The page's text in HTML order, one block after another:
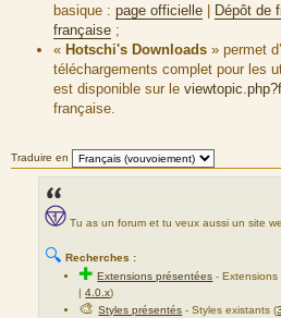
basique : page officielle | Dépôt de
française ;
« Hotschi's Downloads » permet
téléchargements complet pour les
est disponible sur le
française.
Traduire en
Tu as un forum et tu veux aussi un site
🔍 Recherches :
✚Extensions présentées -Extensions
|4.0.x)
🎨Styles présentés - Styles existants (